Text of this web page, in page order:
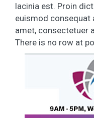
lacinia est. Proin
euismod consequat
amet, consectetuer
There is no row at